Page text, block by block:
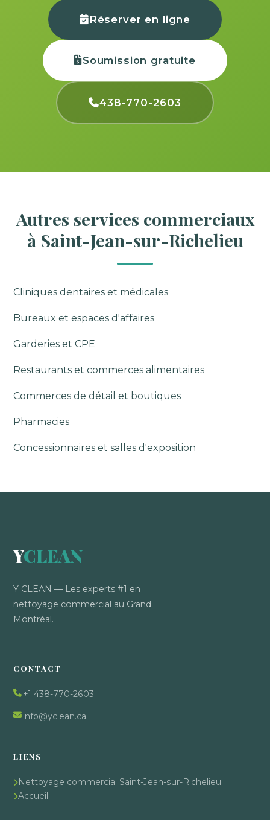
Réserver en ligne
Soumission gratuite
438-770-2603
Autres services commerciaux
à Saint-Jean-sur-Richelieu
Cliniques dentaires et médicales
Bureaux et espaces d'affaires
Garderies et CPE
Restaurants et commerces alimentaires
Commerces de détail et boutiques
Pharmacies
Concessionnaires et salles d'exposition
YCLEAN
Y CLEAN — Les experts #1 en
nettoyage commercial au Grand
Montréal.
CONTACT
+1 438-770-2603
info@yclean.ca
LIENS
Nettoyage commercial Saint-Jean-sur-Richelieu
Accueil